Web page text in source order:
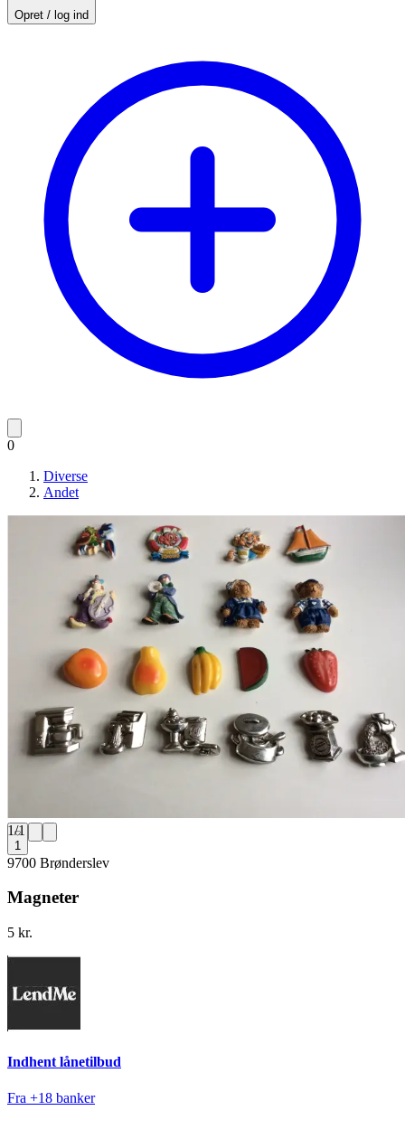
Opret / log ind
0
Diverse
Andet
1/1
1
9700 Brønderslev
Magneter
5 kr.
Indhent lånetilbud
Fra +18 banker